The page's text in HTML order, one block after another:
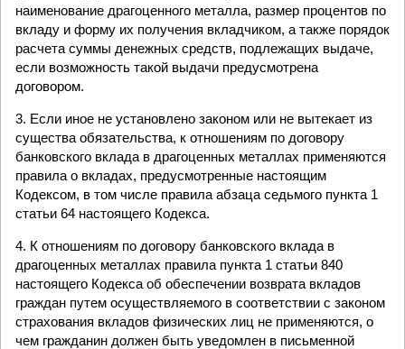
наименование драгоценного металла, размер процентов по
вкладу и форму их получения вкладчиком, а также порядок
расчета суммы денежных средств, подлежащих выдаче,
если возможность такой выдачи предусмотрена
договором.
3. Если иное не установлено законом или не вытекает из
существа обязательства, к отношениям по договору
банковского вклада в драгоценных металлах применяются
правила о вкладах, предусмотренные настоящим
Кодексом, в том числе правила абзаца седьмого пункта 1
статьи 64 настоящего Кодекса.
4. К отношениям по договору банковского вклада в
драгоценных металлах правила пункта 1 статьи 840
настоящего Кодекса об обеспечении возврата вкладов
граждан путем осуществляемого в соответствии с законом
страхования вкладов физических лиц не применяются, о
чем гражданин должен быть уведомлен в письменной